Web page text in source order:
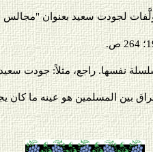
لجودت سعيد بعنوان "مجالس
نفسها. راجع، مثلاً: جودت
العراق بين المسلمين هو عينه